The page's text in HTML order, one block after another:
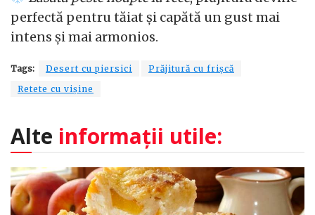
perfectă pentru tăiat și capătă un gust mai
intens și mai armonios.
Tags: Desert cu piersici
Prăjitură cu frișcă
Retete cu vișine
Alte informații utile: